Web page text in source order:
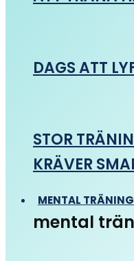
DAGS ATT
STOR
KRÄVER
MENTAL TRÄNING
mental